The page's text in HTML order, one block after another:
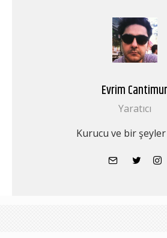
Evrim Cantimur
Yaratıcı
Kurucu ve bir şeyler